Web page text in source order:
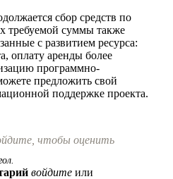
сбор средств по
требуемой суммы также
с развитием ресурса:
оплату аренды более
программно-
предложить свой
поддержке проекта.
чтобы оценить
войдите или